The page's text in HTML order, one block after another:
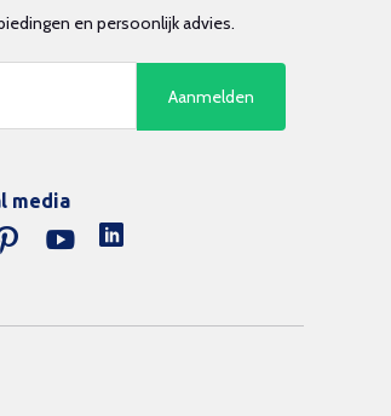
en persoonlijk advies.
Aanmelden
media